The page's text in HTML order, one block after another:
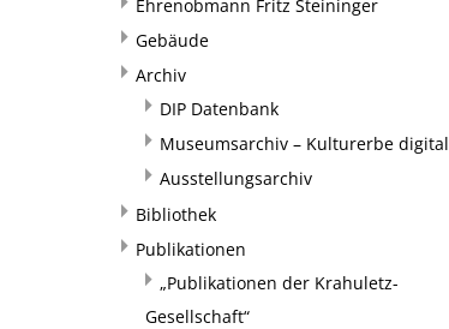
Ehrenobmann Fritz Steininger
Gebäude
Archiv
DIP Datenbank
Museumsarchiv – Kulturerbe digital
Ausstellungsarchiv
Bibliothek
Publikationen
„Publikationen der Krahuletz-
Gesellschaft“